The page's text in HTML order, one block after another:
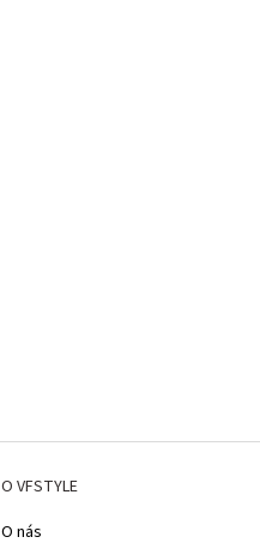
O VFSTYLE
O nás